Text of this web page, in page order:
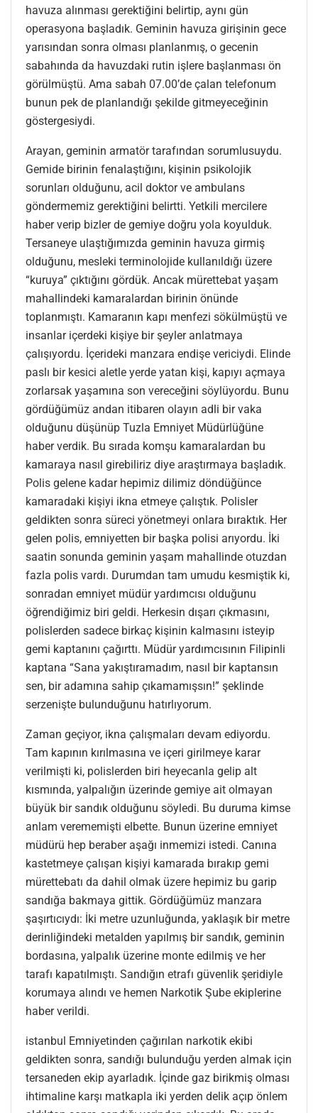
havuza alınması gerektiğini belirtip, aynı gün
operasyona başladık. Geminin havuza girişinin gece
yarısından sonra olması planlanmış, o gecenin
sabahında da havuzdaki rutin işlere başlanması ön
görülmüştü. Ama sabah 07.00’de çalan telefonum
bunun pek de planlandığı şekilde gitmeyeceğinin
göstergesiydi.
Arayan, geminin armatör tarafından sorumlusuydu.
Gemide birinin fenalaştığını, kişinin psikolojik
sorunları olduğunu, acil doktor ve ambulans
göndermemiz gerektiğini belirtti. Yetkili mercilere
haber verip bizler de gemiye doğru yola koyulduk.
Tersaneye ulaştığımızda geminin havuza girmiş
olduğunu, mesleki terminolojide kullanıldığı üzere
“kuruya” çıktığını gördük. Ancak mürettebat yaşam
mahallindeki kamaralardan birinin önünde
toplanmıştı. Kamaranın kapı menfezi sökülmüştü ve
insanlar içerdeki kişiye bir şeyler anlatmaya
çalışıyordu. İçerideki manzara endişe vericiydi. Elinde
paslı bir kesici aletle yerde yatan kişi, kapıyı açmaya
zorlarsak yaşamına son vereceğini söylüyordu. Bunu
gördüğümüz andan itibaren olayın adli bir vaka
olduğunu düşünüp Tuzla Emniyet Müdürlüğüne
haber verdik. Bu sırada komşu kamaralardan bu
kamaraya nasıl girebiliriz diye araştırmaya başladık.
Polis gelene kadar hepimiz dilimiz döndüğünce
kamaradaki kişiyi ikna etmeye çalıştık. Polisler
geldikten sonra süreci yönetmeyi onlara bıraktık. Her
gelen polis, emniyetten bir başka polisi arıyordu. İki
saatin sonunda geminin yaşam mahallinde otuzdan
fazla polis vardı. Durumdan tam umudu kesmiştik ki,
sonradan emniyet müdür yardımcısı olduğunu
öğrendiğimiz biri geldi. Herkesin dışarı çıkmasını,
polislerden sadece birkaç kişinin kalmasını isteyip
gemi kaptanını çağırttı. Müdür yardımcısının Filipinli
kaptana “Sana yakıştıramadım, nasıl bir kaptansın
sen, bir adamına sahip çıkamamışsın!” şeklinde
serzenişte bulunduğunu hatırlıyorum.
Zaman geçiyor, ikna çalışmaları devam ediyordu.
Tam kapının kırılmasına ve içeri girilmeye karar
verilmişti ki, polislerden biri heyecanla gelip alt
kısmında, yalpalığın üzerinde gemiye ait olmayan
büyük bir sandık olduğunu söyledi. Bu duruma kimse
anlam verememişti elbette. Bunun üzerine emniyet
müdürü hep beraber aşağı inmemizi istedi. Canına
kastetmeye çalışan kişiyi kamarada bırakıp gemi
mürettebatı da dahil olmak üzere hepimiz bu garip
sandığa bakmaya gittik. Gördüğümüz manzara
şaşırtıcıydı: İki metre uzunluğunda, yaklaşık bir metre
derinliğindeki metalden yapılmış bir sandık, geminin
bordasına, yalpalık üzerine monte edilmiş ve her
tarafı kapatılmıştı. Sandığın etrafı güvenlik şeridiyle
korumaya alındı ve hemen Narkotik Şube ekiplerine
haber verildi.
istanbul Emniyetinden çağırılan narkotik ekibi
geldikten sonra, sandığı bulunduğu yerden almak için
tersaneden ekip ayarladık. İçinde gaz birikmiş olması
ihtimaline karşı matkapla iki yerden delik açıp önlem